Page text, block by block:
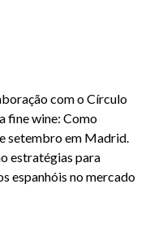
com o Círculo
fine wine: Como
setembro em Madrid.
estratégias para
espanhóis no mercado